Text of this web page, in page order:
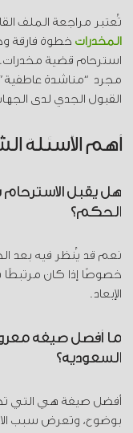
تُعتبر مراجعة الملف
المخدرات خطوة فارقة
استرحام قضية
مجرد “مناشدة
القبول الجدي لدى
أهم الأسئلة
هل يقبل الاسترحام
الحكم؟
نعم قد يُنظر فيه بعد
خصوصًا إذا كان مرتبطًا
الإبعاد.
ما أفضل صيغة
السعودية؟
أفضل صيغة هي التي
بوضوح، وتعرض سبب